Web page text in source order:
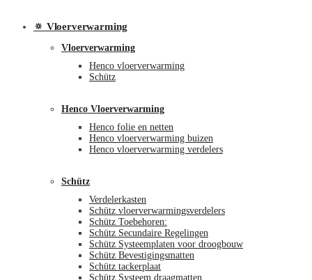
🔅 Vloerverwarming
Vloerverwarming
Henco vloerverwarming
Schütz
Henco Vloerverwarming
Henco folie en netten
Henco vloerverwarming buizen
Henco vloerverwarming verdelers
Schütz
Verdelerkasten
Schütz vloerverwarmingsverdelers
Schütz Toebehoren:
Schütz Secundaire Regelingen
Schütz Systeemplaten voor droogbouw
Schütz Bevestigingsmatten
Schütz tackerplaat
Schütz Systeem draagmatten